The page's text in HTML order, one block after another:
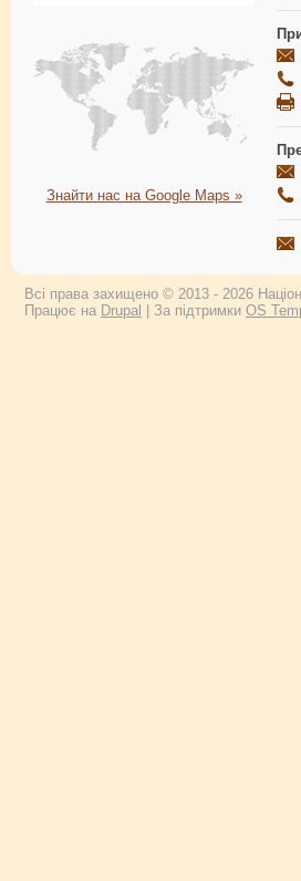
Знайти нас на Google Maps »
Всі права захищено © 2013 - 2026
Працює на Drupal | За підтримки OS